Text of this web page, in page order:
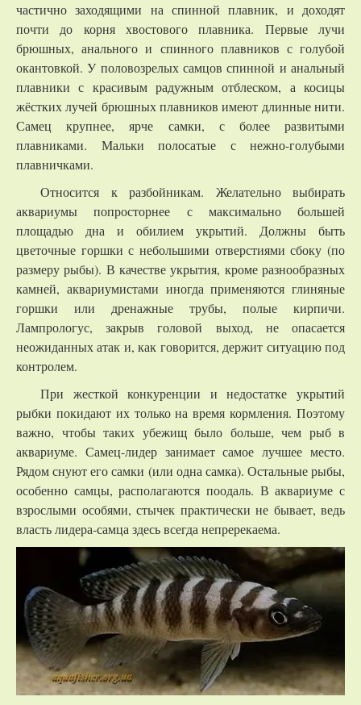
частично заходящими на спинной плавник, и доходят
почти до корня хвостового плавника. Первые лучи
брюшных, анального и спинного плавников с голубой
окантовкой. У половозрелых самцов спинной и анальный
плавники с красивым радужным отблеском, а косицы
жёстких лучей брюшных плавников имеют длинные нити.
Самец крупнее, ярче самки, с более развитыми
плавниками. Мальки полосатые с нежно-голубыми
плавничками.
Относится к разбойникам. Желательно выбирать
аквариумы попросторнее с максимально большей
площадью дна и обилием укрытий. Должны быть
цветочные горшки с небольшими отверстиями сбоку (по
размеру рыбы). В качестве укрытия, кроме разнообразных
камней, аквариумистами иногда применяются глиняные
горшки или дренажные трубы, полые кирпичи.
Лампрологус, закрыв головой выход, не опасается
неожиданных атак и, как говорится, держит ситуацию под
контролем.
При жесткой конкуренции и недостатке укрытий
рыбки покидают их только на время кормления. Поэтому
важно, чтобы таких убежищ было больше, чем рыб в
аквариуме. Самец-лидер занимает самое лучшее место.
Рядом снуют его самки (или одна самка). Остальные рыбы,
особенно самцы, располагаются поодаль. В аквариуме с
взрослыми особями, стычек практически не бывает, ведь
власть лидера-самца здесь всегда непререкаема.